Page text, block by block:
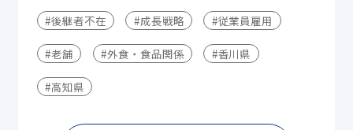
#後継者不在 #成長戦略 #従業員雇用
#老舗 #外食・食品関係 #香川県
#高知県